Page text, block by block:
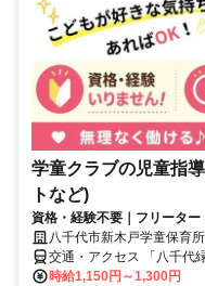
学童クラブの児童指
トなど)
資格・経験不要｜フリータ
八千代市新木戸学童保育所
交通・アクセス 「八千代
時給1,150円～1,300円